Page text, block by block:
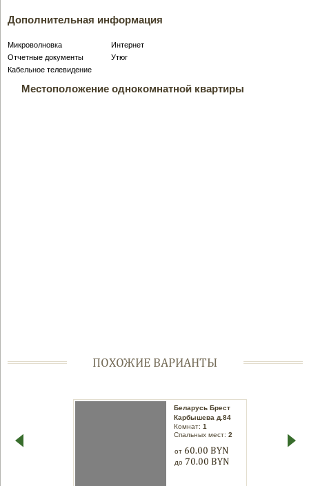
Дополнительная информация
Микроволновка
Интернет
Отчетные документы
Утюг
Кабельное телевидение
Местоположение однокомнатной квартиры
ПОХОЖИЕ ВАРИАНТЫ
Комнат:
Спальных мест:
Беларусь Брест
Карбышева д.84
Комнат: 1
Спальных мест: 2
от 60.00 BYN
до 70.00 BYN